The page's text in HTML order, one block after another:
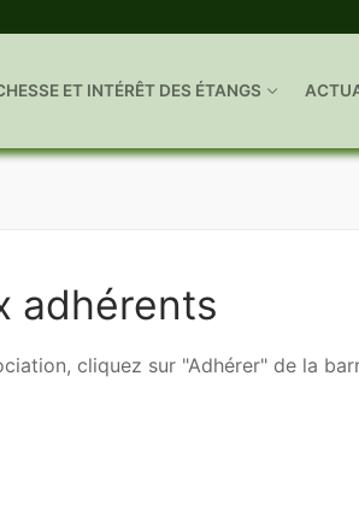
ET INTÉRÊT DES ÉTANGS
adhérents
cliquez sur "Adhérer" de la